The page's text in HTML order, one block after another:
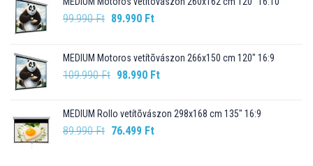
99.990Ft Original
99.990 Ft.
89.990 FtCurrent
89.990 Ft.
MEDIUM Motoros vetítõvászon 266x150 cm 120" 16:9
109.990Ft Original
109.990 Ft.
98.990 FtCurrent
98.990 Ft.
MEDIUM Rollo vetítõvászon 298x168 cm 135" 16:9
89.990Ft Original
76.499 FtCurrent